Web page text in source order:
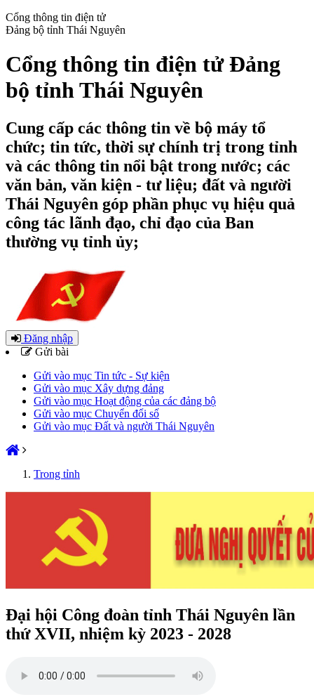
Cổng thông tin điện tử
Đảng bộ tỉnh Thái Nguyên
Cổng thông tin điện tử Đảng
bộ tỉnh Thái Nguyên
Cung cấp các thông tin về bộ máy tổ
chức; tin tức, thời sự chính trị trong tỉnh
và các thông tin nổi bật trong nước; các
văn bản, văn kiện - tư liệu; đất và người
Thái Nguyên góp phần phục vụ hiệu quả
công tác lãnh đạo, chỉ đạo của Ban
thường vụ tỉnh ủy;
Đăng nhập
Gửi bài
Gửi vào mục Tin tức - Sự kiện
Gửi vào mục Xây dựng đảng
Gửi vào mục Hoạt động của các đảng bộ
Gửi vào mục Chuyển đổi số
Gửi vào mục Đất và người Thái Nguyên
Trong tỉnh
Đại hội Công đoàn tỉnh Thái Nguyên lần
thứ XVII, nhiệm kỳ 2023 - 2028